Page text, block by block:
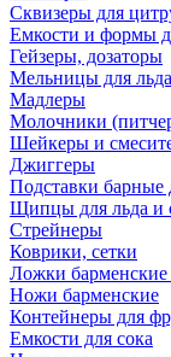
Сквизеры для
Емкости и формы
Гейзеры, дозаторы
Мельницы для льда
Мадлеры
Молочники
Шейкеры и
Джиггеры
Подставки барные
Щипцы для льда и
Стрейнеры
Коврики, сетки
Ложки барменские
Ножи барменские
Контейнеры для
Емкости для сока